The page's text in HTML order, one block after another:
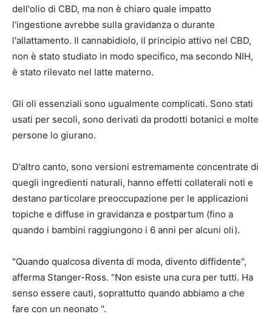
dell'olio di CBD, ma non è chiaro quale impatto
l'ingestione avrebbe sulla gravidanza o durante
l'allattamento. Il cannabidiolo, il principio attivo nel CBD,
non è stato studiato in modo specifico, ma secondo NIH,
è stato rilevato nel latte materno.
Gli oli essenziali sono ugualmente complicati. Sono stati
usati per secoli, sono derivati ​​da prodotti botanici e molte
persone lo giurano.
D'altro canto, sono versioni estremamente concentrate di
quegli ingredienti naturali, hanno effetti collaterali noti e
destano particolare preoccupazione per le applicazioni
topiche e diffuse in gravidanza e postpartum (fino a
quando i bambini raggiungono i 6 anni per alcuni oli).
"Quando qualcosa diventa di moda, divento diffidente",
afferma Stanger-Ross. “Non esiste una cura per tutti. Ha
senso essere cauti, soprattutto quando abbiamo a che
fare con un neonato ".